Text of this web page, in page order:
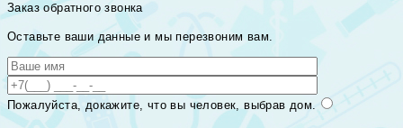
Заказ обратного звонка
Оставьте ваши данные и мы перезвоним вам.
Пожалуйста, докажите, что вы человек, выбрав дом.